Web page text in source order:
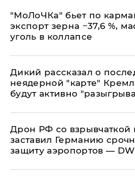
​"МоЛоЧКа" бьет по
экспорт зерна −37,6 %,
уголь в коллапсе
Дикий рассказал о
неядерной "карте"
будут активно
​Дрон РФ со взрывчаткой
заставил Германию
защиту аэропортов — DW